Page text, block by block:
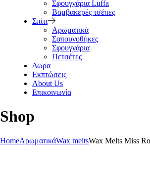
Σφουγγάρια Luffa
Βαμβακερές τσέπες
Σπίτι
Αρωματικά
Σαπουνοθήκες
Σφουγγάρια
Πετσέτες
Δωρα
Εκπτώσεις
About Us
Επικοινωνία
Shop
HomeΑρωματικάWax meltsWax Melts Miss